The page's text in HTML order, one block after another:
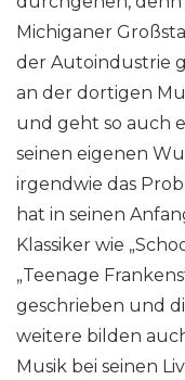
Michiganer
der Autoindustrie
an der dortigen
und geht so auch
seinen eigenen
irgendwie das
hat in seinen
Klassiker wie
„Teenage
geschrieben und
weitere bilden
Musik bei seinen